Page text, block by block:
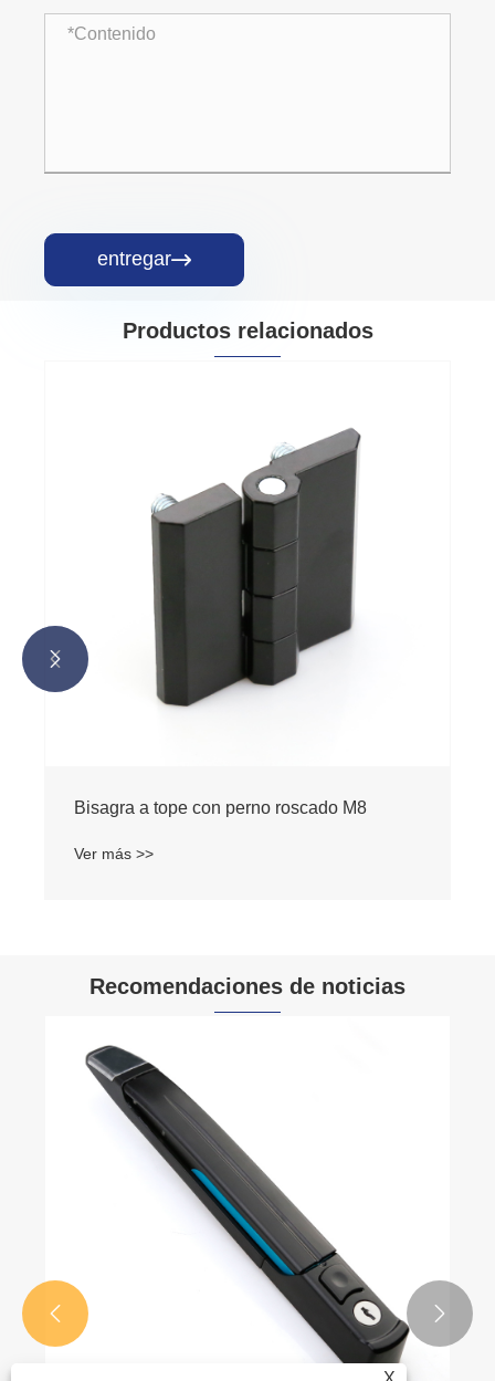
entregar
Productos relacionados
Bisagra a tope con perno roscado M8
Ver más >>


Recomendaciones de noticias
 